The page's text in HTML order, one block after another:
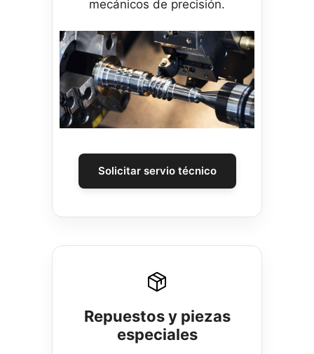
mecánicos de precisión.
Solicitar servio técnico
Repuestos y piezas
especiales